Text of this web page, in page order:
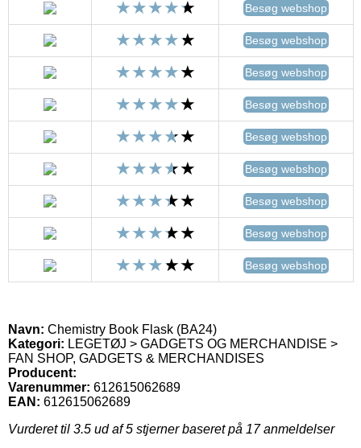
Besøg webshop
Besøg webshop
Besøg webshop
Besøg webshop
Besøg webshop
Besøg webshop
Besøg webshop
Besøg webshop
Besøg webshop
Navn: Chemistry Book Flask (BA24)
Kategori: LEGETØJ > GADGETS OG MERCHANDISE >
FAN SHOP, GADGETS & MERCHANDISES
Producent:
Varenummer: 612615062689
EAN: 612615062689
Vurderet til 3.5 ud af 5 stjerner baseret på 17anmeldelser